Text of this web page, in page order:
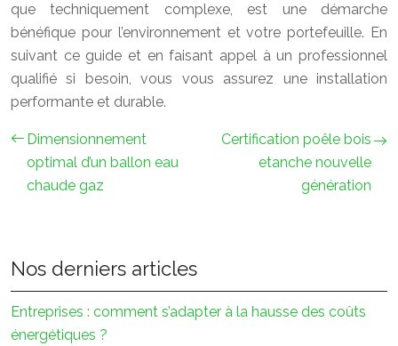
que techniquement complexe, est une démarche
bénéfique pour l’environnement et votre portefeuille. En
suivant ce guide et en faisant appel à un professionnel
qualifié si besoin, vous vous assurez une installation
performante et durable.
Dimensionnement
optimal d’un ballon eau
chaude gaz
Certification poêle bois
etanche nouvelle
génération
Nos derniers articles
Entreprises : comment s’adapter à la hausse des coûts
énergétiques ?